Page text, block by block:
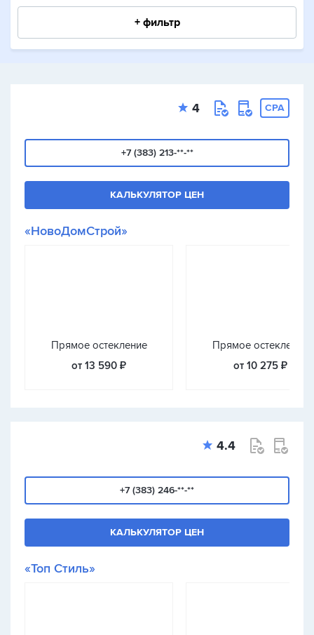
+ фильтр
4 CPA
+7 (383) 213-**-**
КАЛЬКУЛЯТОР ЦЕН
«НовоДомСтрой»
Прямое остекление
от 13 590 ₽
Прямое остекление
от 10 275 ₽
4.4
+7 (383) 246-**-**
КАЛЬКУЛЯТОР ЦЕН
«Топ Стиль»